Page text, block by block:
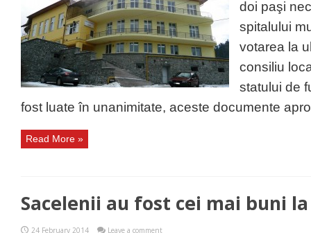
doi paşi
spitalului
votarea la
consiliu
statului de
fost luate în unanimitate, aceste documente
Read More »
Sacelenii au fost cei mai buni la
24 February 2014 Leave a comment